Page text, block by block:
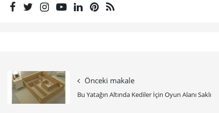
Önceki makale
Bu Yatağın Altında Kediler İçin Oyun Alanı Saklı